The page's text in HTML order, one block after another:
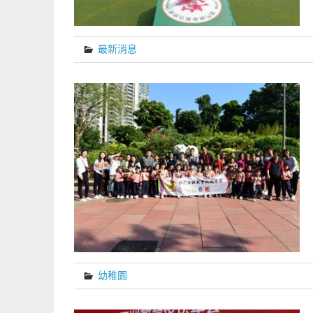
最新消息
幼稚園